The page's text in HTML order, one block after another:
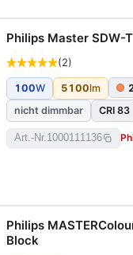
Philips Master SDW-
(2)
100W 5100lm
nicht dimmbar
CRI 83
Art.-Nr.1000111136
Philips
Block